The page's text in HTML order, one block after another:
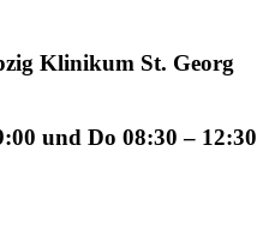
Klinikum St. Georg
und Do 08:30 – 12:30